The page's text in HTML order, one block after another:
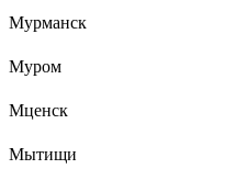
Мурманск
Муром
Мценск
Мытищи